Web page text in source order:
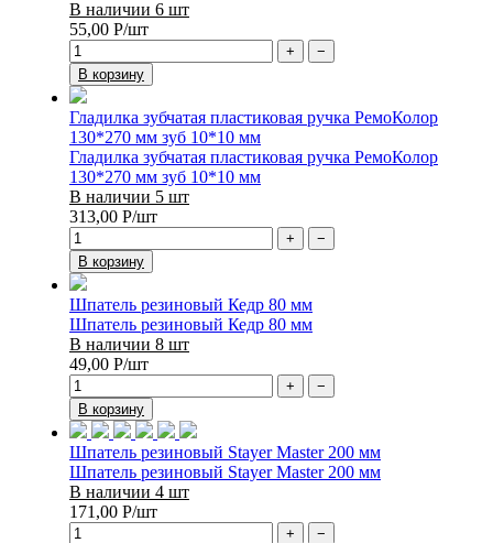
В наличии 6 шт
55,00 Р/шт
+
−
В корзину
Гладилка зубчатая пластиковая ручка РемоКолор
130*270 мм зуб 10*10 мм
Гладилка зубчатая пластиковая ручка РемоКолор
130*270 мм зуб 10*10 мм
В наличии 5 шт
313,00 Р/шт
+
−
В корзину
Шпатель резиновый Кедр 80 мм
Шпатель резиновый Кедр 80 мм
В наличии 8 шт
49,00 Р/шт
+
−
В корзину
Шпатель резиновый Stayer Master 200 мм
Шпатель резиновый Stayer Master 200 мм
В наличии 4 шт
171,00 Р/шт
+
−